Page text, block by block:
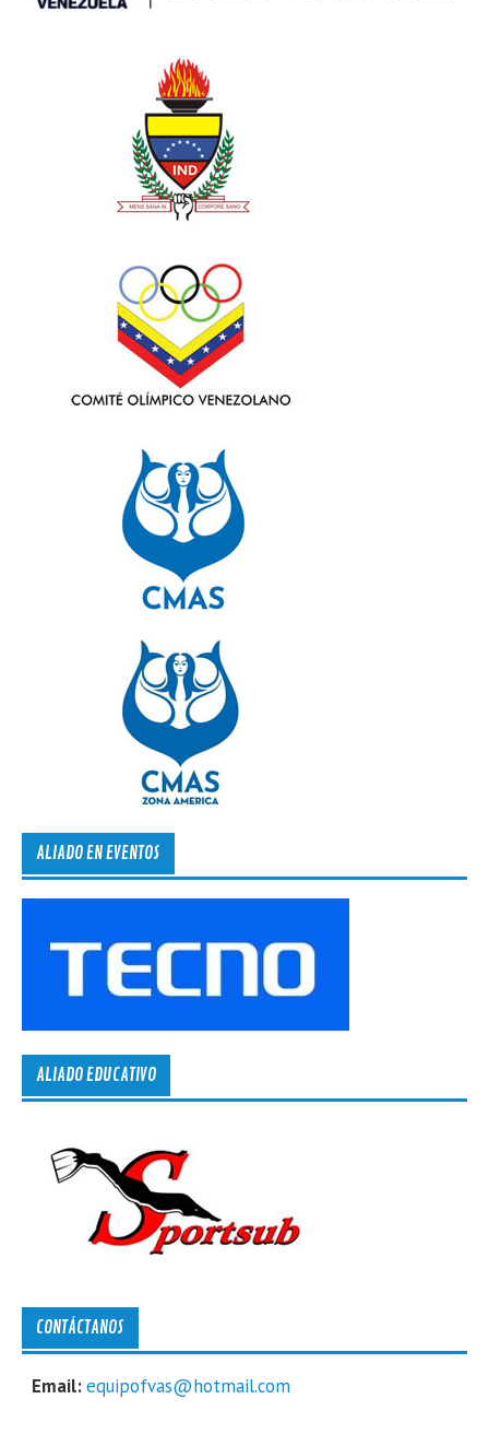
ALIADO EN EVENTOS
ALIADO EDUCATIVO
CONTÁCTANOS
Email:equipofvas@hotmail.com